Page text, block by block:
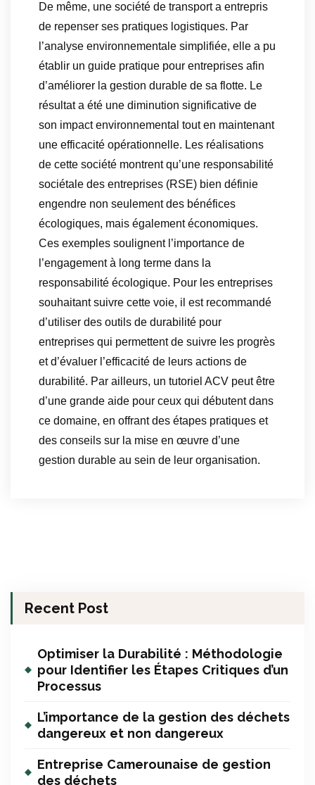
De même, une société de transport a entrepris
de repenser ses pratiques logistiques. Par
l’analyse environnementale simplifiée, elle a pu
établir un guide pratique pour entreprises afin
d’améliorer la gestion durable de sa flotte. Le
résultat a été une diminution significative de
son impact environnemental tout en maintenant
une efficacité opérationnelle. Les réalisations
de cette société montrent qu’une responsabilité
sociétale des entreprises (RSE) bien définie
engendre non seulement des bénéfices
écologiques, mais également économiques.
Ces exemples soulignent l’importance de
l’engagement à long terme dans la
responsabilité écologique. Pour les entreprises
souhaitant suivre cette voie, il est recommandé
d’utiliser des outils de durabilité pour
entreprises qui permettent de suivre les progrès
et d’évaluer l’efficacité de leurs actions de
durabilité. Par ailleurs, un tutoriel ACV peut être
d’une grande aide pour ceux qui débutent dans
ce domaine, en offrant des étapes pratiques et
des conseils sur la mise en œuvre d’une
gestion durable au sein de leur organisation.
Recent Post
Optimiser la Durabilité : Méthodologie
pour Identifier les Étapes Critiques d’un
Processus
L’importance de la gestion des déchets
dangereux et non dangereux
Entreprise Camerounaise de gestion
des déchets